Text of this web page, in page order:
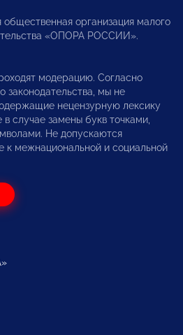
организация малого
«ОПОРА РОССИИ».
модерацию. Согласно
законодательства, мы не
нецензурную лексику
случае замены букв точками,
Не допускаются
межнациональной и социальной